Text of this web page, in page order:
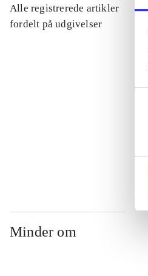
Alle registrerede artikler
fordelt på udgivelser
Minder om